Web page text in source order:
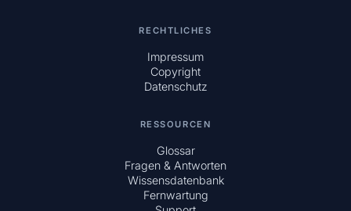
RECHTLICHES
Impressum
Copyright
Datenschutz
RESSOURCEN
Glossar
Fragen & Antworten
Wissensdatenbank
Fernwartung